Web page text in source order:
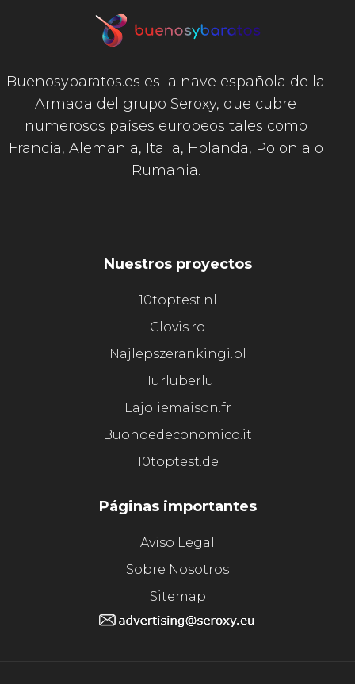
Buenosybaratos.es es la nave española de la
Armada del grupo Seroxy, que cubre
numerosos países europeos tales como
Francia, Alemania, Italia, Holanda, Polonia o
Rumania.
Nuestros proyectos
10toptest.nl
Clovis.ro
Najlepszerankingi.pl
Hurluberlu
Lajoliemaison.fr
Buonoedeconomico.it
10toptest.de
Páginas importantes
Aviso Legal
Sobre Nosotros
Sitemap